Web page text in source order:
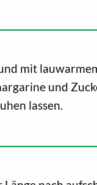
mit
und
lassen.